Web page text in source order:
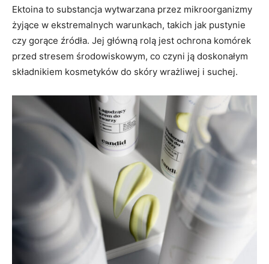
Ektoina to substancja wytwarzana przez mikroorganizmy
żyjące w ekstremalnych warunkach, takich jak pustynie
czy gorące źródła. Jej główną rolą jest ochrona komórek
przed stresem środowiskowym, co czyni ją doskonałym
składnikiem kosmetyków do skóry wrażliwej i suchej.